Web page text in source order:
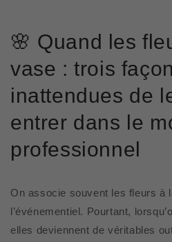
🌸 Quand les
vase : trois
inattendues de
entrer dans le
professionnel
On associe souvent les fleurs à
l’événementiel. Pourtant,
elles deviennent de véritables